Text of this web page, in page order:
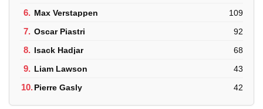
6. Max Verstappen 109
7. Oscar Piastri 92
8. Isack Hadjar 68
9. Liam Lawson 43
10.Pierre Gasly 42